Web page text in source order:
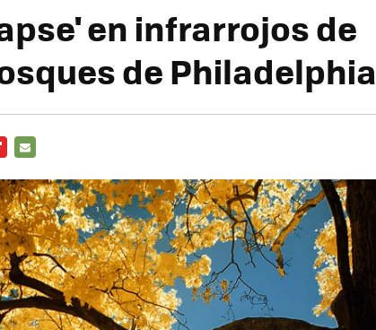
en infrarrojos de
de Philadelphia
MAIL